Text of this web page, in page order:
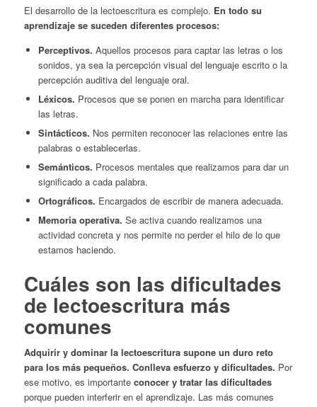
El desarrollo de la lectoescritura es complejo. En todo su
aprendizaje se suceden diferentes procesos:
Perceptivos. Aquellos procesos para captar las letras o los
sonidos, ya sea la percepción visual del lenguaje escrito o la
percepción auditiva del lenguaje oral.
Léxicos. Procesos que se ponen en marcha para identificar
las letras.
Sintácticos. Nos permiten reconocer las relaciones entre las
palabras o establecerlas.
Semánticos. Procesos mentales que realizamos para dar un
significado a cada palabra.
Ortográficos. Encargados de escribir de manera adecuada.
Memoria operativa. Se activa cuando realizamos una
actividad concreta y nos permite no perder el hilo de lo que
estamos haciendo.
Cuáles son las dificultades
de lectoescritura más
comunes
Adquirir y dominar la lectoescritura supone un duro reto
para los más pequeños. Conlleva esfuerzo y dificultades. Por
ese motivo, es importante conocer y tratar las dificultades
porque pueden interferir en el aprendizaje. Las más comunes